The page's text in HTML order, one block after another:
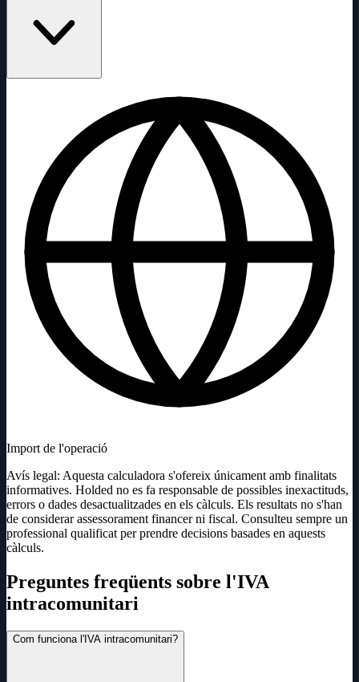
Import de l'operació
Avís legal: Aquesta calculadora s'ofereix únicament amb finalitats
informatives. Holded no es fa responsable de possibles inexactituds,
errors o dades desactualitzades en els càlculs. Els resultats no s'han
de considerar assessorament financer ni fiscal. Consulteu sempre un
professional qualificat per prendre decisions basades en aquests
càlculs.
Preguntes freqüents sobre l'IVA
intracomunitari
Com funciona l'IVA intracomunitari?